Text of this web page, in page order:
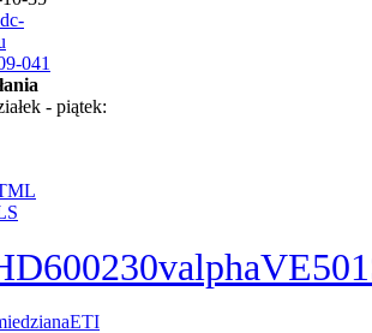
041
- piątek:
230valpha
ETI